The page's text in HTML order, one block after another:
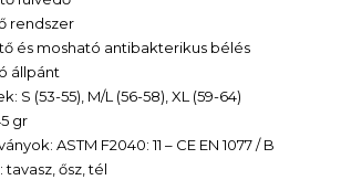
rendszer
és mosható antibakterikus bélés
állpánt
S (53-55), M/L (56-58), XL (59-64)
gr
ASTM F2040: 11 – CE EN 1077 / B
tavasz, ősz, tél